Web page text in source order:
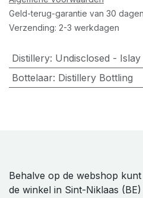
Geld-terug-garantie van 30 dagen
Verzending: 2-3 werkdagen
Distillery: Undisclosed - Islay
Bottelaar: Distillery Bottling
Behalve op de webshop
de winkel in Sint-Niklaas (BE)